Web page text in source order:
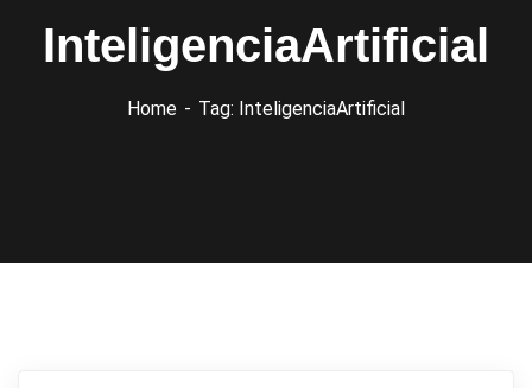
InteligenciaArtificial
Home Tag: InteligenciaArtificial